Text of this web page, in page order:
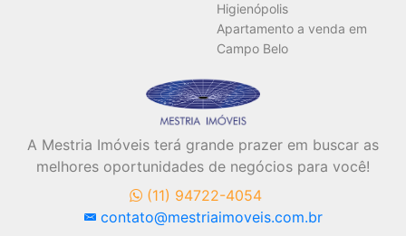
Higienópolis
Apartamento a venda em
Campo Belo
A Mestria Imóveis terá grande prazer em buscar as
melhores oportunidades de negócios para você!
(11) 94722-4054
contato@mestriaimoveis.com.br